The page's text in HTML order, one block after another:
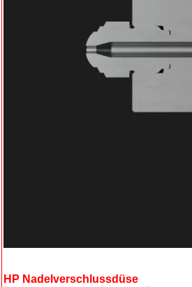
HP Nadelverschlussdüse